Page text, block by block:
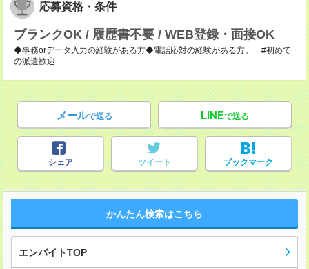
応募資格・条件
ブランクOK / 履歴書不要 / WEB登録・面接OK
◆事務orデータ入力の経験がある方◆電話応対の経験がある方。 #初めて
の派遣歓迎
メールで送る LINEで送る
シェア ツイート ブックマーク
かんたん検索はこちら
エンバイトTOP